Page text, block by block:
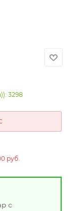
3298
руб.
с